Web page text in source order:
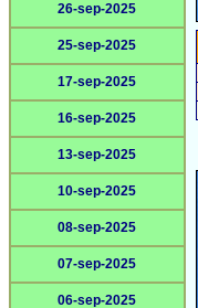
26-sep-2025
25-sep-2025
17-sep-2025
16-sep-2025
13-sep-2025
10-sep-2025
08-sep-2025
07-sep-2025
06-sep-2025